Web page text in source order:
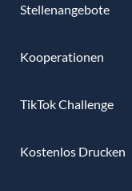
Stellenangebote
Kooperationen
TikTok Challenge
Kostenlos Drucken